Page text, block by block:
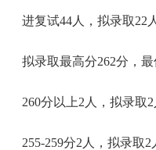
进复试44人，拟录取22人
拟录取最高分262分，最
260分以上2人，拟录取2
255-259分2人，拟录取2